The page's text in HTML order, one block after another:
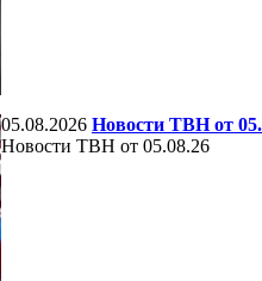
05.08.2026 Новости ТВН от
Новости ТВН от 05.08.26